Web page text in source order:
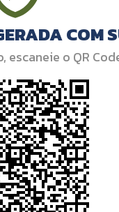
COM
escaneie o QR